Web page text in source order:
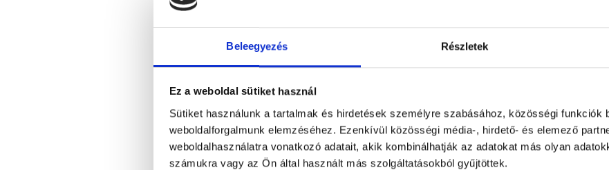
Beleegyezés Részletek
Ez a weboldal sütiket használ
Sütiket használunk a tartalmak és hirdetések személyre szabásához, közösségi funkciók
weboldalforgalmunk elemzéséhez. Ezenkívül közösségi média-, hirdető- és elemező
weboldalhasználatra vonatkozó adatait, akik kombinálhatják az adatokat más olyan
számukra vagy az Ön által használt más szolgáltatásokból gyűjtöttek.
Árlista Adatlap
Csütörtök
ma
Péntek
08.07.
Szombat
08.08.
Vasárnap
08.09.